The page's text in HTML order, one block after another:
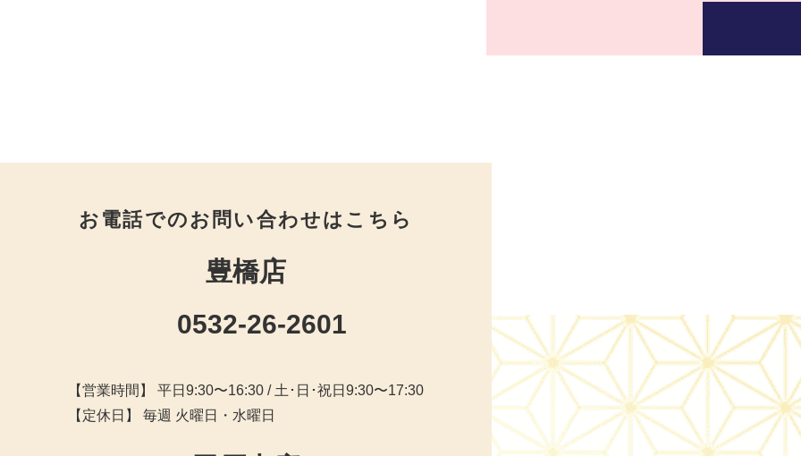
お電話でのお問い合わせはこちら
豊橋店
0532-26-2601
【営業時間】 平日9:30〜16:30 / 土･日･祝日9:30〜17:30
【定休日】 毎週 火曜日・水曜日